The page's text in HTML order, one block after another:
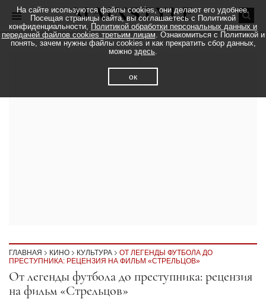
ГЛАВНАЯ КИНО КУЛЬТУРА
ОТ ЛЕГЕНДЫ ФУТБОЛА ДО
ПРЕСТУПНИКА: РЕЦЕНЗИЯ НА ФИЛЬМ «СТРЕЛЬЦОВ»
Секция статей
От легенды футбола до преступника: рецензия
на фильм «Стрельцов»
На сайте исользуются файлы cookies, они делают его удобнее.
Посещая страницы сайта, вы соглашаетесь с Политикой
конфиденциальности, Политикой обработки персональных данных и
передачей файлов cookies третьим лицам. Ознакомиться с Политикой и
понять, зачем нужны файлы cookies и как прекратить сбор данных,
можно здесь.
ок